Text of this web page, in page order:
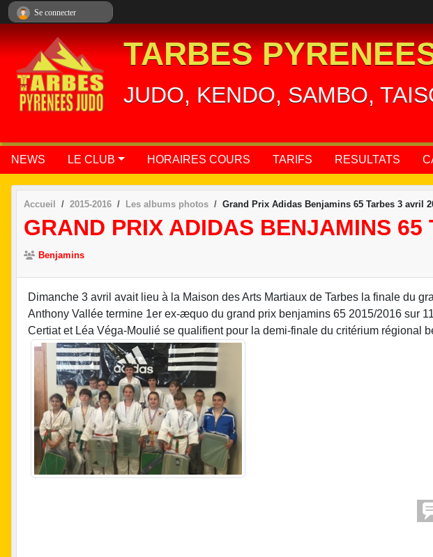
TARBES
JUDO, KENDO, SAMBO,
NEWS LE CLUB HORAIRES COURS TARIFS RESULTATS
Accueil 2015-2016 Les albums photos Grand Prix Adidas Benjamins 65 Tarbes 3 avril
GRAND PRIX ADIDAS BENJAMINS 65
Benjamins
Dimanche 3 avril avait lieu à la Maison des Arts Martiaux de Tarbes la finale du
Anthony Vallée termine 1er ex-æquo du grand prix benjamins 65 2015/2016 sur
Certiat et Léa Véga-Moulié se qualifient pour la demi-finale du critérium régional
Se connecter
Panneau de gestion des cookies